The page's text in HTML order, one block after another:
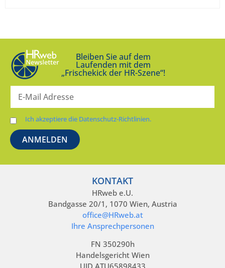
Bleiben Sie auf dem
Laufenden mit dem
„Frischekick der HR-Szene“!
Ich akzeptiere die Datenschutz-Richtlinien.
KONTAKT
HRweb e.U.
Bandgasse 20/1, 1070 Wien, Austria
office@HRweb.at
Ihre Ansprechpersonen
FN 350290h
Handelsgericht Wien